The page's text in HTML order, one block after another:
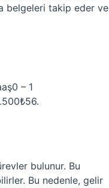
belgeleri takip eder ve
– 1
bulunur. Bu
Bu nedenle, gelir